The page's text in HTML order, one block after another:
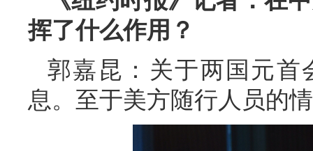
挥了什么作用？
郭嘉昆：关于两国元首
息。至于美方随行人员的